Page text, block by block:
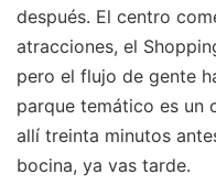
después. El centro
atracciones, el
pero el flujo de gente
parque temático es un
allí treinta minutos
bocina, ya vas tarde.